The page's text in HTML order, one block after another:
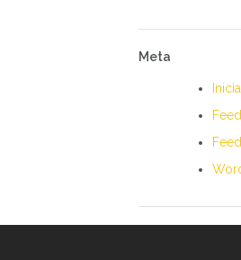
Meta